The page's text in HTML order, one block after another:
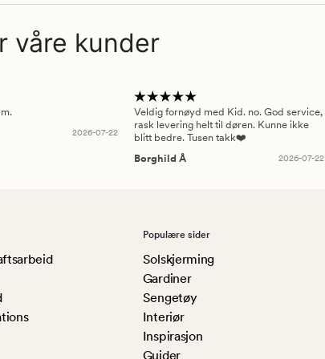
våre kunder
2026-07-22
Veldig fornøyd med Kid. no. God service,
rask levering helt til døren. Kunne ikke
blitt bedre. Tusen takk❤️
Borghild Å
2026-07-22
Populære sider
Solskjerming
Gardiner
Sengetøy
Interiør
Inspirasjon
Guider